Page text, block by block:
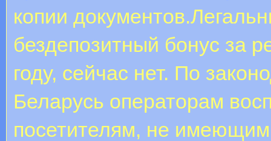
копии
бездепозитный бонус за
году, сейчас нет. По
Беларусь операторам
посетителям, не